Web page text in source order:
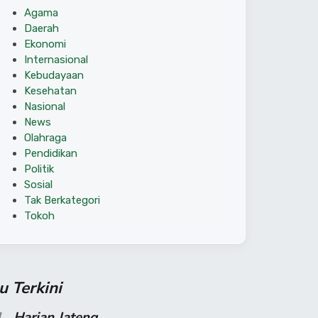
Agama
Daerah
Ekonomi
Internasional
Kebudayaan
Kesehatan
Nasional
News
Olahraga
Pendidikan
Politik
Sosial
Tak Berkategori
Tokoh
Terkini